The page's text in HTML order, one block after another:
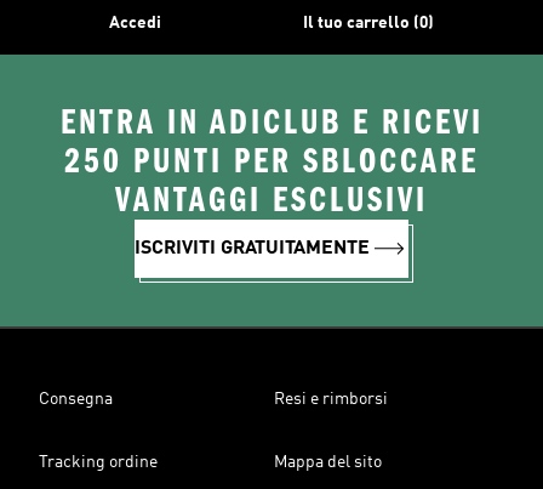
Accedi Il tuo carrello (0)
ENTRA IN ADICLUB E RICEVI
250 PUNTI PER SBLOCCARE
VANTAGGI ESCLUSIVI
ISCRIVITI GRATUITAMENTE
Consegna Resi e rimborsi
Tracking ordine Mappa del sito